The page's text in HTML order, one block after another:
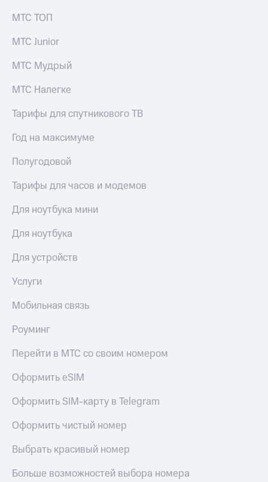
МТС ТОП
МТС Junior
МТС Мудрый
МТС Налегке
Тарифы для спутникового ТВ
Год на максимуме
Полугодовой
Тарифы для часов и модемов
Для ноутбука мини
Для ноутбука
Для устройств
Услуги
Мобильная связь
Роуминг
Перейти в МТС со своим номером
Оформить eSIM
Оформить SIM-карту в Telegram
Оформить чистый номер
Выбрать красивый номер
Больше возможностей выбора номера